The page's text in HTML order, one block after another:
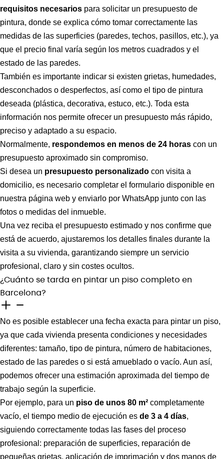
requisitos necesarios para solicitar un presupuesto de
pintura, donde se explica cómo tomar correctamente las
medidas de las superficies (paredes, techos, pasillos, etc.), ya
que el precio final varía según los metros cuadrados y el
estado de las paredes.
También es importante indicar si existen grietas, humedades,
desconchados o desperfectos, así como el tipo de pintura
deseada (plástica, decorativa, estuco, etc.). Toda esta
información nos permite ofrecer un presupuesto más rápido,
preciso y adaptado a su espacio.
Normalmente, respondemos en menos de 24 horas con un
presupuesto aproximado sin compromiso.
Si desea un presupuesto personalizado con visita a
domicilio, es necesario completar el formulario disponible en
nuestra página web y enviarlo por WhatsApp junto con las
fotos o medidas del inmueble.
Una vez reciba el presupuesto estimado y nos confirme que
está de acuerdo, ajustaremos los detalles finales durante la
visita a su vivienda, garantizando siempre un servicio
profesional, claro y sin costes ocultos.
¿Cuánto se tarda en pintar un piso completo en
Barcelona?
No es posible establecer una fecha exacta para pintar un piso,
ya que cada vivienda presenta condiciones y necesidades
diferentes: tamaño, tipo de pintura, número de habitaciones,
estado de las paredes o si está amueblado o vacío. Aun así,
podemos ofrecer una estimación aproximada del tiempo de
trabajo según la superficie.
Por ejemplo, para un piso de unos 80 m² completamente
vacío, el tiempo medio de ejecución es de 3 a 4 días,
siguiendo correctamente todas las fases del proceso
profesional: preparación de superficies, reparación de
pequeñas grietas, aplicación de imprimación y dos manos de